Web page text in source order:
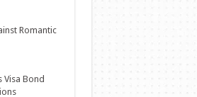
Romantic
Visa Bond